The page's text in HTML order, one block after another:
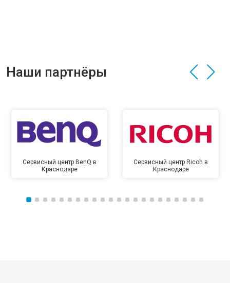
Наши партнёры
Сервисный центр BenQ в
Краснодаре
Сервисный центр Ricoh в
Краснодаре